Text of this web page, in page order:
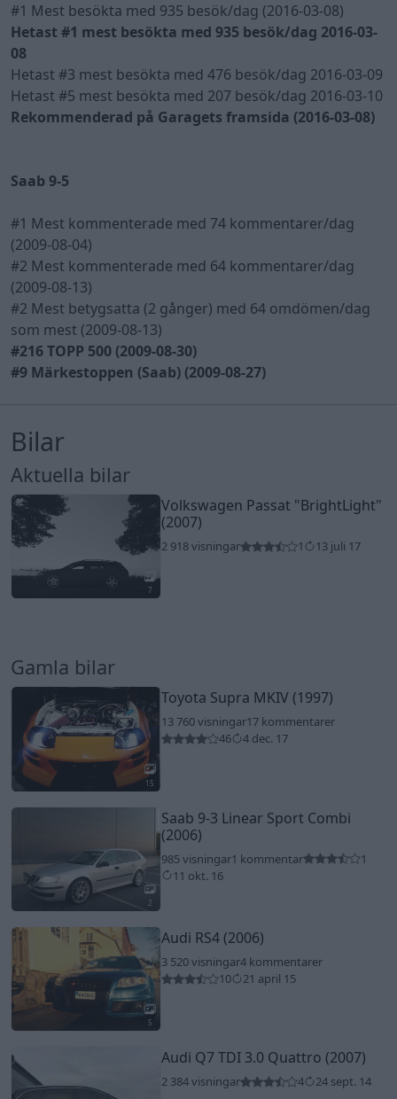
#1 Mest besökta med 935 besök/dag (2016-03-08)
Hetast #1 mest besökta med 935 besök/dag 2016-03-
08
Hetast #3 mest besökta med 476 besök/dag 2016-03-09
Hetast #5 mest besökta med 207 besök/dag 2016-03-10
Rekommenderad på Garagets framsida (2016-03-08)
Saab 9-5
#1 Mest kommenterade med 74 kommentarer/dag
(2009-08-04)
#2 Mest kommenterade med 64 kommentarer/dag
(2009-08-13)
#2 Mest betygsatta (2 gånger) med 64 omdömen/dag
som mest (2009-08-13)
#216 TOPP 500 (2009-08-30)
#9 Märkestoppen (Saab) (2009-08-27)
Bilar
Aktuella bilar
7
Volkswagen Passat "BrightLight"
(2007)
2 918 visningar 1 13 juli 17
Gamla bilar
15
Toyota Supra MKIV (1997)
13 760 visningar17 kommentarer
46
4 dec. 17
2
Saab 9-3 Linear Sport Combi
(2006)
985 visningar1 kommentar
1
11 okt. 16
5
Audi RS4 (2006)
3 520 visningar4 kommentarer
10
21 april 15
Audi Q7 TDI 3.0 Quattro (2007)
2 384 visningar 4 24 sept. 14